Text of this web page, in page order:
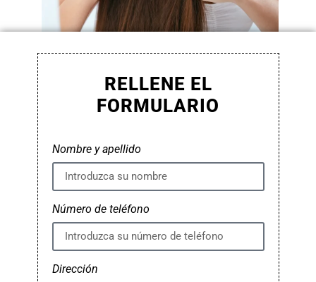
RELLENE EL
FORMULARIO
Nombre y apellido
Número de teléfono
Dirección